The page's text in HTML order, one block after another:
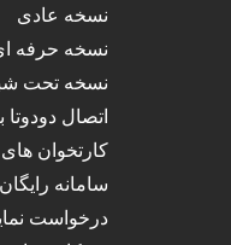
نسخه عادی
نسخه حرفه
نسخه تحت
اتصال
کارتخوان های
سامانه
درخواست